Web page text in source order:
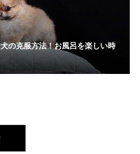
の克服方法！お風呂を楽しい時